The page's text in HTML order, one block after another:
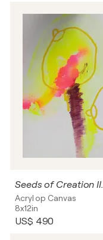
Seeds of Creation II.
Acryl op Canvas
8x12in
US$ 490